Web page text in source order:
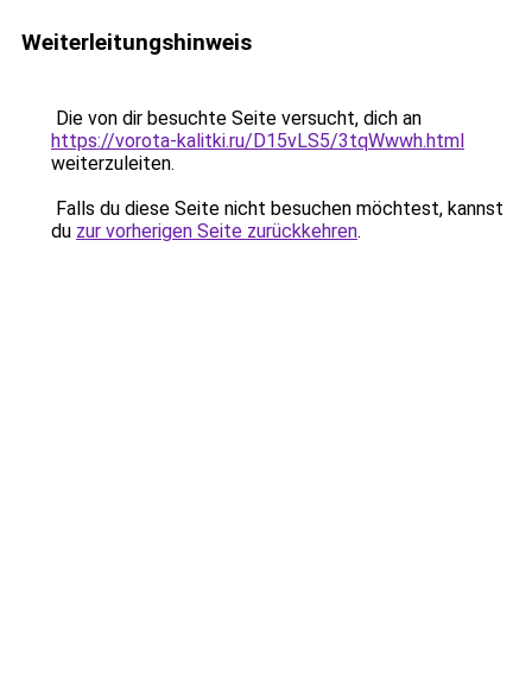
Weiterleitungshinweis
Die von dir besuchte Seite versucht, dich an
https://vorota-kalitki.ru/D15vLS5/3tqWwwh.html
weiterzuleiten.
Falls du diese Seite nicht besuchen möchtest, kannst
du zur vorherigen Seite zurückkehren.